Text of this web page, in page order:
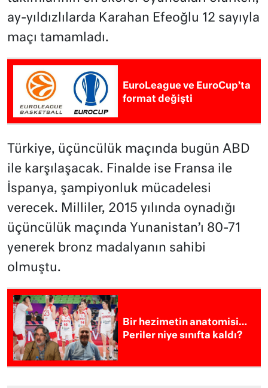
ay-yıldızlılarda Karahan Efeoğlu 12 sayıyla
maçı tamamladı.
EuroLeague ve EuroCup’ta
format değişti
Türkiye, üçüncülük maçında bugün ABD
ile karşılaşacak. Finalde ise Fransa ile
İspanya, şampiyonluk mücadelesi
verecek. Milliler, 2015 yılında oynadığı
üçüncülük maçında Yunanistan’ı 80-71
yenerek bronz madalyanın sahibi
olmuştu.
Bir hezimetin anatomisi…
Periler niye sınıfta kaldı?